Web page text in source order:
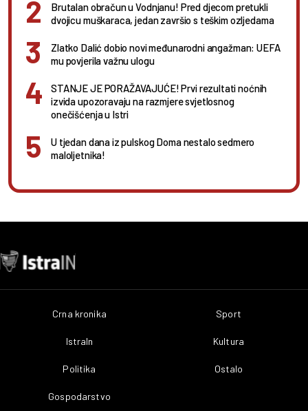
Brutalan obračun u Vodnjanu! Pred djecom pretukli
dvojicu muškaraca, jedan završio s teškim ozljedama
Zlatko Dalić dobio novi međunarodni angažman: UEFA
mu povjerila važnu ulogu
STANJE JE PORAŽAVAJUĆE! Prvi rezultati noćnih
izvida upozoravaju na razmjere svjetlosnog
onečišćenja u Istri
U tjedan dana iz pulskog Doma nestalo sedmero
maloljetnika!
Crna kronika
IstraIn
Politika
Gospodarstvo
Sport
Kultura
Ostalo